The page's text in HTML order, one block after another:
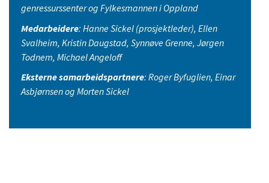
genressurssenter og Fylkesmannen i Oppland
Medarbeidere: Hanne Sickel (prosjektleder), Ellen
Svalheim, Kristin Daugstad, Synnøve Grenne, Jørgen
Todnem, Michael Angeloff
Eksterne samarbeidspartnere: Roger Byfuglien, Einar
Asbjørnsen og Morten Sickel